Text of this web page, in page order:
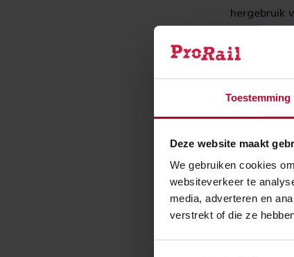
Toestemming
Deze website maakt
We gebruiken cookies
websiteverkeer te
media, adverteren en
verstrekt of die ze
hergebruik